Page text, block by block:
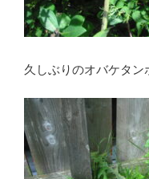
久しぶりのオバケタン